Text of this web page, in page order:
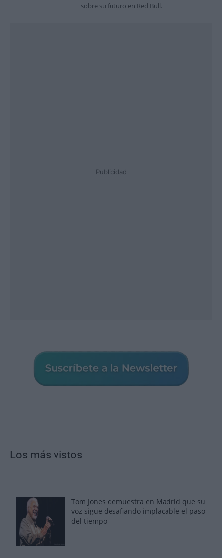
sobre su futuro en Red Bull.
Publicidad
Los más vistos
Tom Jones demuestra en Madrid que su
voz sigue desafiando implacable el paso
del tiempo